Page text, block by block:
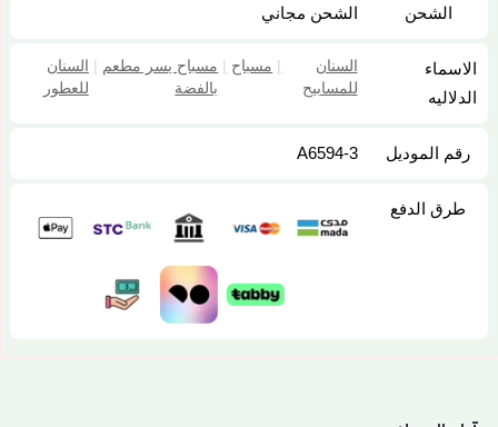
الشحن الشحن مجاني
الاسماء
الدلاليه
السنان
للمسابيح
| مسباح | مسباح يسر مطعم
بالفضة
| السنان
للعطور
رقم الموديل A6594-3
طرق الدفع